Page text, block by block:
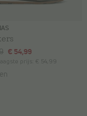
€ 54,99
prijs: € 54,99